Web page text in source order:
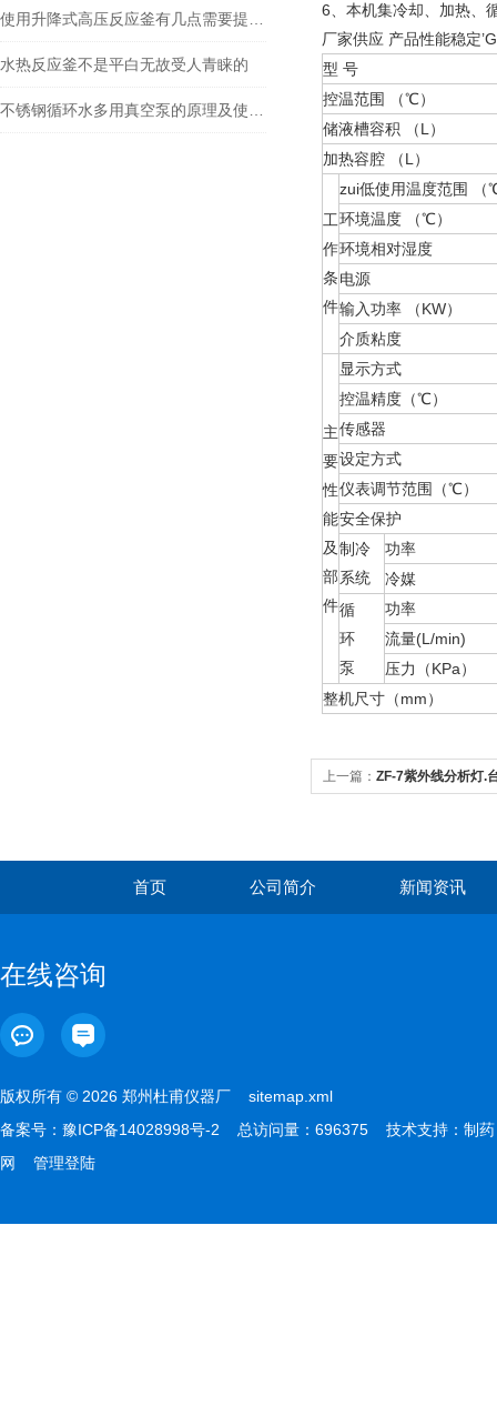
水热反应釜不是平白无故受人青睐的
6、本机集冷却、加热、
厂家供应 产品性能稳定
型 号
控温范围 （℃）
储液槽容积 （L）
加热容腔 （L）
工
作
条
件
zui低使用温度范围 （
环境温度 （℃）
环境相对湿度
电源
输入功率 （KW）
介质粘度
主
要
性
能
及
部
件
显示方式
控温精度（℃）
传感器
设定方式
仪表调节范围（℃）
安全保护
制冷
系统
功率
冷媒
循
环
泵
功率
流量(L/min)
压力（KPa）
整机尺寸（mm）
上一篇： ZF-7紫外线分析灯.
首页 公司简介 新闻资讯
在线咨询
版权所有 © 2026 郑州杜甫仪器厂 sitemap.xml
备案号： 豫ICP备14028998号-2 总访问量：696375 技术支持： 制药
网
管理登陆